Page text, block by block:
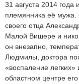
31 августа 2014
племянника её мужа.
своего отца
Малой Вишере и
он внезапно,
Людмилы, доктора
«воспаление
областном центре